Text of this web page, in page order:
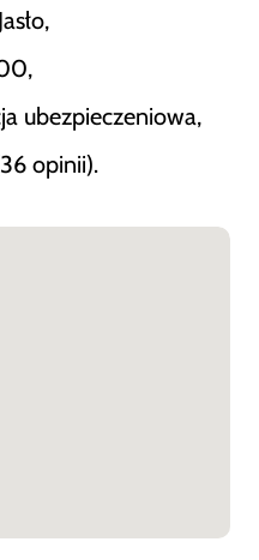
ubezpieczeniowa,
opinii).